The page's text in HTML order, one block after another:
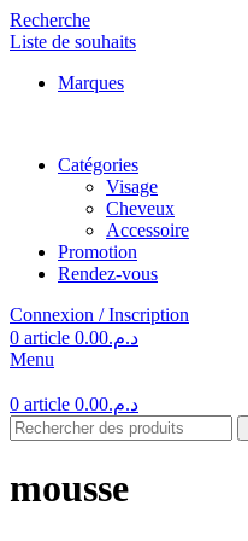
Recherche
Liste de souhaits
Marques
Catégories
Visage
Cheveux
Accessoire
Promotion
Rendez-vous
Connexion / Inscription
0 article د.م.0.00
Menu
0 article د.م.0.00
mousse